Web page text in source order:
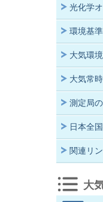
光化学
環境基
大気環
大気常
測定局
日本全
関連リ
大